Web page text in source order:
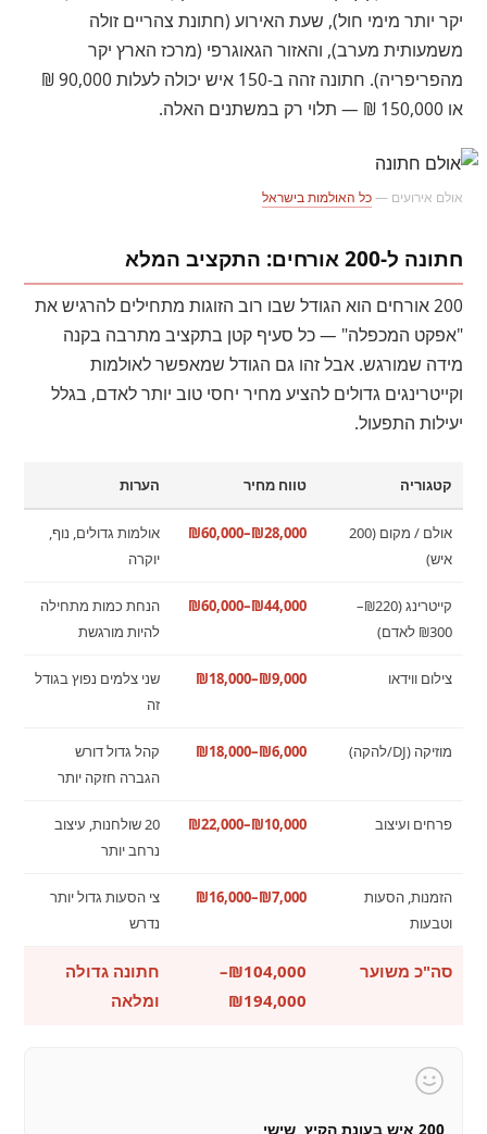
יקר יותר מימי חול), שעת האירוע (חתונת צהריים זולה
משמעותית מערב), והאזור הגאוגרפי (מרכז הארץ יקר
מהפריפריה). חתונה זהה ב-150 איש יכולה לעלות 90,000 ₪
או 150,000 ₪ — תלוי רק במשתנים האלה.
אולם אירועים — כל האולמות בישראל
חתונה ל-200 אורחים: התקציב המלא
200 אורחים הוא הגודל שבו רוב הזוגות מתחילים להרגיש את
"אפקט המכפלה" — כל סעיף קטן בתקציב מתרבה בקנה
מידה שמורגש. אבל זהו גם הגודל שמאפשר לאולמות
וקייטרינגים גדולים להציע מחיר יחסי טוב יותר לאדם, בגלל
יעילות התפעול.
קטגוריה טווח מחיר הערות
אולם / מקום (200
איש)
₪28,000–₪60,000
אולמות גדולים, נוף,
יוקרה
קייטרינג (₪220–
₪300 לאדם)
₪44,000–₪60,000
הנחת כמות מתחילה
להיות מורגשת
צילום ווידאו ₪9,000–₪18,000
שני צלמים נפוץ בגודל
מוזיקה (DJ/להקה) ₪6,000–₪18,000
קהל גדול דורש
הגברה חזקה יותר
פרחים ועיצוב ₪10,000–₪22,000
20 שולחנות, עיצוב
נרחב יותר
הזמנות, הסעות
וטבעות
₪7,000–₪16,000
צי הסעות גדול יותר
נדרש
סה"כ משוער
₪104,000–
₪194,000
חתונה גדולה
ומלאה
200 איש בעונת הקיץ, שישי